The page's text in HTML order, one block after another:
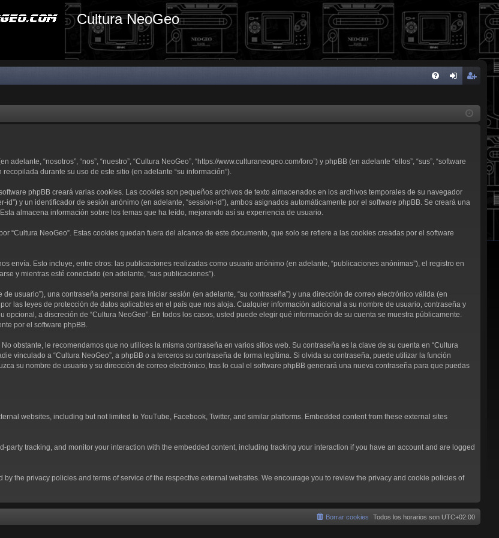
Cultura NeoGeo
se
ist
“nosotros”, “nos”, “nuestro”, “Cultura NeoGeo”, “https://www.culturaneogeo.com/foro”) y phpBB (en adelante “ellos”, “sus”, “software
durante su uso de este sitio (en adelante “su información”).
phpBB creará varias cookies. Las cookies son pequeños archivos de texto almacenados en los archivos temporales de su navegador
y un identificador de sesión anónimo (en adelante, “session-id”), ambos asignados automáticamente por el software phpBB. Se creará una
almacena información sobre los temas que ha leído, mejorando así su experiencia de usuario.
“Cultura NeoGeo”. Estas cookies quedan fuera del alcance de este documento, que solo se refiere a las cookies creadas por el software
envía. Esto incluye, entre otros: las publicaciones realizadas como usuario anónimo (en adelante, “publicaciones anónimas”), el registro en
y mientras esté conectado (en adelante, “sus publicaciones”).
usuario”), una contraseña personal para iniciar sesión (en adelante, “su contraseña”) y una dirección de correo electrónico válida (en
las leyes de protección de datos aplicables en el país que nos aloja. Cualquier información adicional a su nombre de usuario, contraseña y
a discreción de “Cultura NeoGeo”. En todos los casos, usted puede elegir qué información de su cuenta se muestra públicamente.
por el software phpBB.
obstante, le recomendamos que no utilices la misma contraseña en varios sitios web. Su contraseña es la clave de su cuenta en “Cultura
vinculado a “Cultura NeoGeo”, a phpBB o a terceros su contraseña de forma legítima. Si olvida su contraseña, puede utilizar la función
su nombre de usuario y su dirección de correo electrónico, tras lo cual el software phpBB generará una nueva contraseña para que puedas
websites, including but not limited to YouTube, Facebook, Twitter, and similar platforms. Embedded content from these external sites
tracking, and monitor your interaction with the embedded content, including tracking your interaction if you have an account and are logged
the privacy policies and terms of service of the respective external websites. We encourage you to review the privacy and cookie policies of
Todos los horarios son UTC+02:00
Borrar cookies